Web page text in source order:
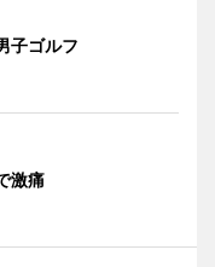
子ゴルフ
激痛